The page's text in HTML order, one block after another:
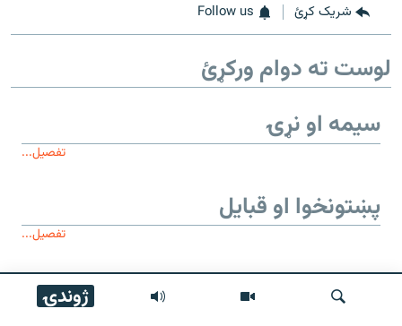
ژوندۍ
شریک کړئ Follow us
لوست ته دوام ورکړئ
سیمه او نړۍ
تفصیل...
پښتونخوا او قبایل
تفصیل...
موږ وڅارئ